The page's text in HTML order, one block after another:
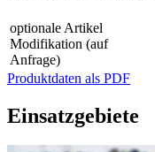
optionale Artikel
Modifikation (auf
Anfrage)
Produktdaten als PDF
Einsatzgebiete